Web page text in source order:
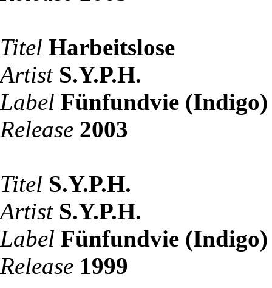
Titel Harbeitslose
Artist S.Y.P.H.
Label Fünfundvie (Indigo)
Release 2003
Titel S.Y.P.H.
Artist S.Y.P.H.
Label Fünfundvie (Indigo)
Release 1999